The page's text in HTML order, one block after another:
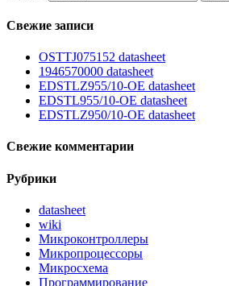
Свежие записи
OSTTJ075152 datasheet
1946570000 datasheet
EDSTLZ955/10-OE datasheet
EDSTL955/10-OE datasheet
EDSTLZ950/10-OE datasheet
Свежие комментарии
Рубрики
datasheet
wiki
Микроконтроллеры
Микропроцессоры
Микросхема
Программирование